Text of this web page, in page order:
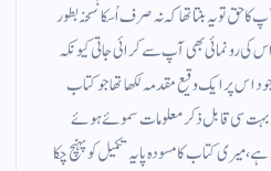
حق تو یہ بنتا تھا کہ نہ صرف اُسکا نُسخہ بطور
اس کی رونمائی بھی آپ سے کرائی جاتی کیونکہ
اس پر ایک وقیع مقدمہ لکھا تھا جو کتاب
سی قابل ذکر معلومات سموئے ہوئے
کی بات ہے، میری کتاب کا مسودہ پایہ تکمیل کو پہنچ چکا